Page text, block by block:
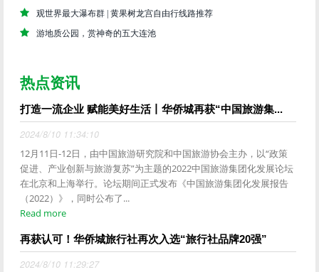
观世界最大瀑布群 | 黄果树龙宫自由行线路推荐
游地质公园，赏神奇的五大连池
热点资讯
打造一流企业 赋能美好生活丨华侨城再获“中国旅游集...
2024/8/10 11:34:10
12月11日-12日，由中国旅游研究院和中国旅游协会主办，以“政策
促进、产业创新与旅游复苏”为主题的2022中国旅游集团化发展论坛
在北京和上海举行。论坛期间正式发布《中国旅游集团化发展报告
（2022）》，同时公布了...
Read more
再获认可！华侨城旅行社再次入选“旅行社品牌20强”
2024/8/10 11:29:27